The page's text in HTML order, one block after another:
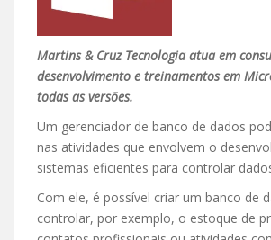
Martins & Cruz Tecnologia atua em
desenvolvimento e treinamentos em
todas as versões.
Um gerenciador de banco de dados
nas atividades que envolvem o
sistemas eficientes para controlar
Com ele, é possível criar um banco de
controlar, por exemplo, o estoque de